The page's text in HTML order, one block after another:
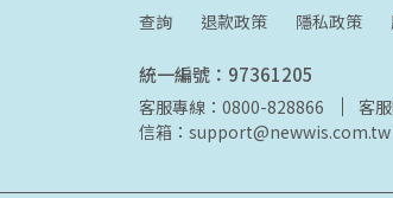
查詢 退款政策 隱私政策
統一編號：97361205
客服專線：0800-828866
客
信箱：support@newwis.com.tw